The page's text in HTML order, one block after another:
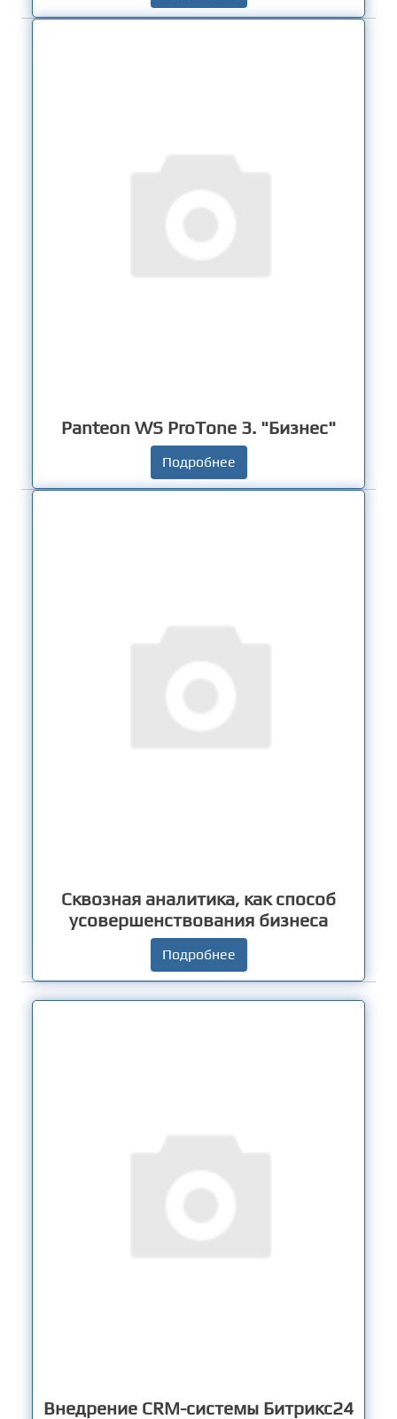
Panteon WS ProTone 3. "Бизнес"
Подробнее
Сквозная аналитика, как способ
усовершенствования бизнеса
Подробнее
Внедрение CRM-системы Битрикс24